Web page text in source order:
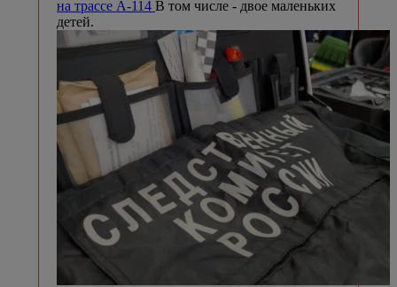
на трассе А-114 В том числе - двое маленьких
детей.